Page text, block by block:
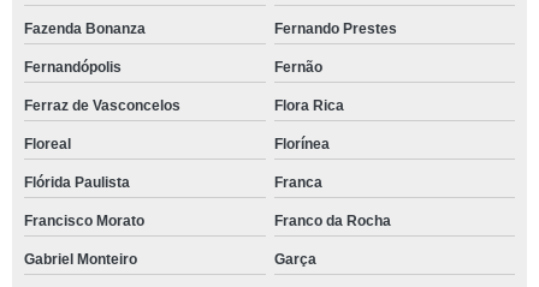
Fazenda Bonanza Fernando Prestes
Fernandópolis Fernão
Ferraz de Vasconcelos Flora Rica
Floreal Florínea
Flórida Paulista Franca
Francisco Morato Franco da Rocha
Gabriel Monteiro Garça